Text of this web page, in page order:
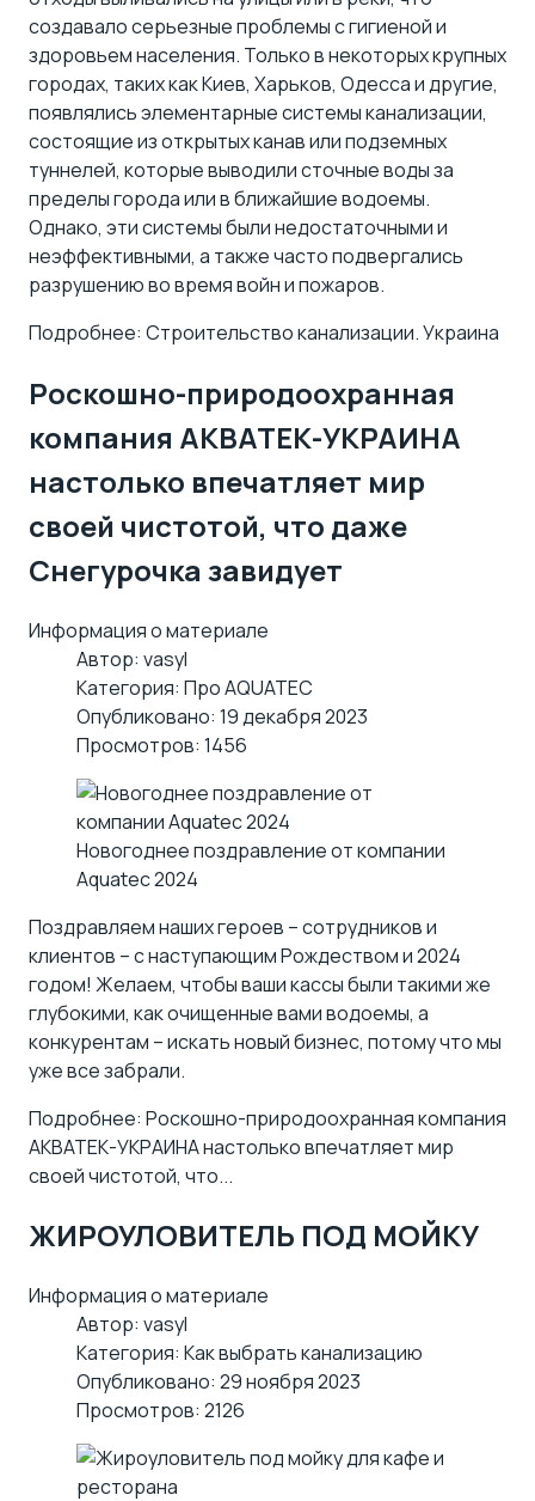
создавало серьезные проблемы с гигиеной и
здоровьем населения. Только в некоторых крупных
городах, таких как Киев, Харьков, Одесса и другие,
появлялись элементарные системы канализации,
состоящие из открытых канав или подземных
туннелей, которые выводили сточные воды за
пределы города или в ближайшие водоемы.
Однако, эти системы были недостаточными и
неэффективными, а также часто подвергались
разрушению во время войн и пожаров.
Подробнее: Строительство канализации. Украина
Роскошно-природоохранная
компания АКВАТЕК-УКРАИНА
настолько впечатляет мир
своей чистотой, что даже
Снегурочка завидует
Информация о материале
Автор: vasyl
Категория: Про AQUATEC
Опубликовано: 19 декабря 2023
Просмотров: 1456
Новогоднее поздравление от компании
Aquatec 2024
Поздравляем наших героев – сотрудников и
клиентов – с наступающим Рождеством и 2024
годом! Желаем, чтобы ваши кассы были такими же
глубокими, как очищенные вами водоемы, а
конкурентам – искать новый бизнес, потому что мы
уже все забрали.
Подробнее: Роскошно-природоохранная компания
АКВАТЕК-УКРАИНА настолько впечатляет мир
своей чистотой, что...
ЖИРОУЛОВИТЕЛЬ ПОД МОЙКУ
Информация о материале
Автор: vasyl
Категория: Как выбрать канализацию
Опубликовано: 29 ноября 2023
Просмотров: 2126